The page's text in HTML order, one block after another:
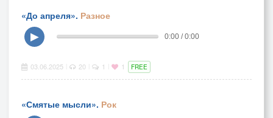
«До апреля». Разное
▶
0:00 / 0:00
03.06.2025 20 1 1 FREE
«Смятые мысли». Рок